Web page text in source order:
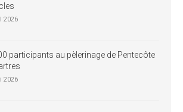
2026
participants au pèlerinage de Pentecôte
2026